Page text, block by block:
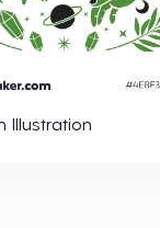
Illustration